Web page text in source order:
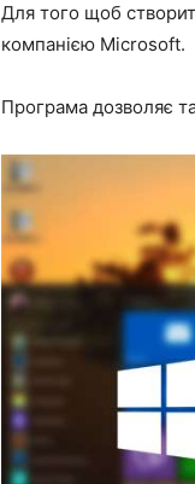
Для того щоб
компанією Microsoft.
Програма дозволяє